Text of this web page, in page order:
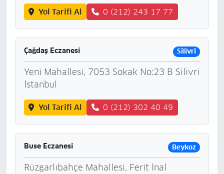
Yol Tarifi Al 0 (212) 243 17 77
Çağdaş Eczanesi Silivri
Yeni Mahallesi, 7053 Sokak No:23 B Silivri
İstanbul
Yol Tarifi Al 0 (212) 302 40 49
Buse Eczanesi Beykoz
Rüzgarlıbahçe Mahallesi, Ferit İnal